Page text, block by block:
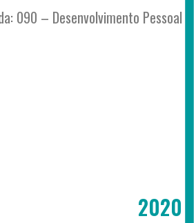
090 – Desenvolvimento Pessoal
2020